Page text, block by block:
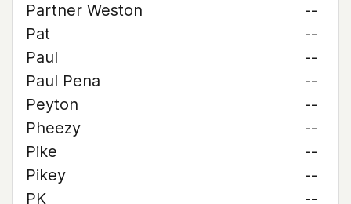
Partner Weston
--
Pat
--
Paul
--
Paul Pena
--
Peyton
--
Pheezy
--
Pike
--
Pikey
--
PK
--